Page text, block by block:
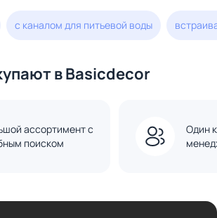
с каналом для питьевой воды
в Basicdecor
ассортимент с
поиском
Один